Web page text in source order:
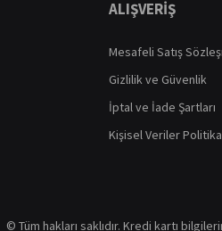
ALIŞVERİŞ
Mesafeli Satış
Gizlilik ve Güvenlik
İptal ve İade Şartları
Kişisel Veriler
© Tüm hakları saklıdır. Kredi kartı